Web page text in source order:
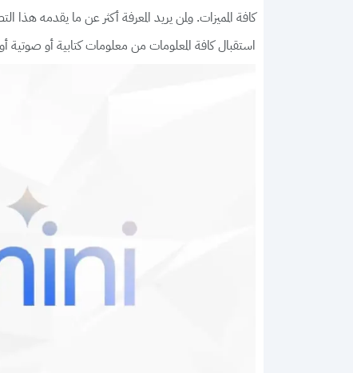
كافة المميزات. ولمن يريد المعرفة أكثر عن ما يقدمه
استقبال كافة المعلومات من معلومات كتابية أو